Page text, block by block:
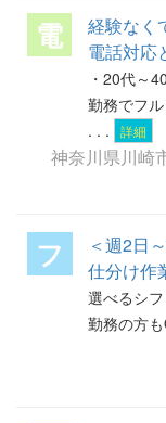
電
経験なく
電話対応
・20代～
勤務でフ
. . .
詳細
神奈川県川崎
フ
＜週2日
仕分け作
選べるシ
勤務の方